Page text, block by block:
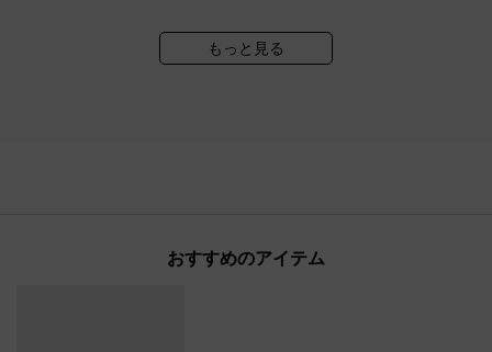
もっと見る
おすすめのアイテム